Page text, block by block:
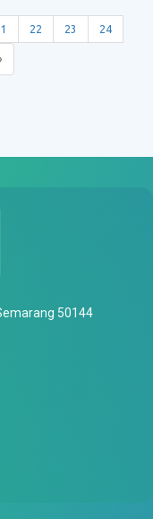
22 23 24
›
50144